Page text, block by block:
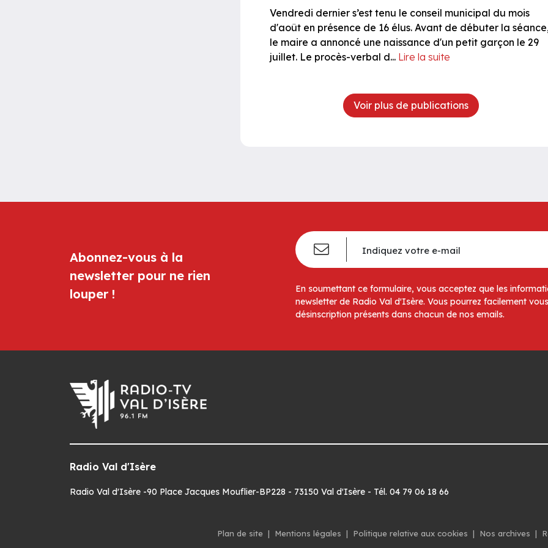
Vendredi dernier s’est tenu le conseil municipal du mois
d'août en présence de 16 élus. Avant de débuter la
le maire a annoncé une naissance d'un petit garçon le 29
juillet. Le procès-verbal d... Lire la suite
Voir plus de publications
Abonnez-vous à la
newsletter pour ne rien
louper !
En soumettant ce formulaire, vous acceptez que les
newsletter de Radio Val d'Isère. Vous pourrez facilement
désinscription présents dans chacun de nos emails.
Radio Val d'Isère
Radio Val d'Isère -90 Place Jacques Mouflier-BP228 - 73150 Val d'Isère - Tél. 04 79 06 18 66
Plan de site | Mentions légales | Politique relative aux cookies | Nos archives |